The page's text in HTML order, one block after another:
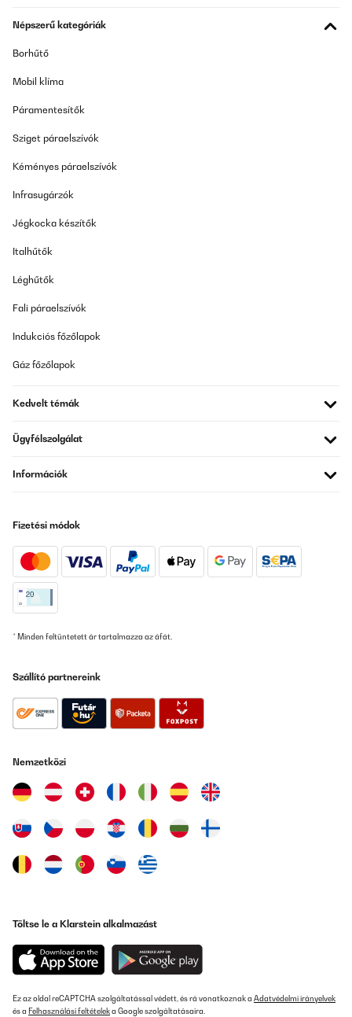
Népszerű kategóriák
Borhűtő
Mobil klíma
Páramentesítők
Sziget páraelszívók
Kéményes páraelszívók
Infrasugárzók
Jégkocka készítők
Italhűtők
Léghűtők
Fali páraelszívók
Indukciós főzőlapok
Gáz főzőlapok
Kedvelt témák
Ügyfélszolgálat
Információk
Fizetési módok
* Minden feltüntetett ár tartalmazza az áfát.
Szállító partnereink
Nemzetközi
Töltse le a Klarstein alkalmazást
Ez az oldal reCAPTCHA szolgáltatással védett, és rá vonatkoznak a Adatvédelmi irányelvek
és a Felhasználási feltételeka Google szolgáltatásaira.